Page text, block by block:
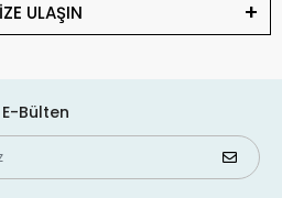
ULAŞIN
E-Bülten